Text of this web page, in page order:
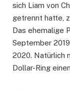
sich Liam von
getrennt hatte,
Das ehemalige
September
2020. Natürlich
Dollar-Ring